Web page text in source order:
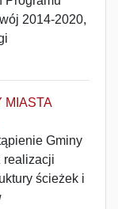
2014-2020,
MIASTA
Gminy
realizacji
ścieżek i